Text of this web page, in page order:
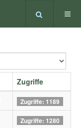
Zugriffe
Zugriffe: 1189
Zugriffe: 1280